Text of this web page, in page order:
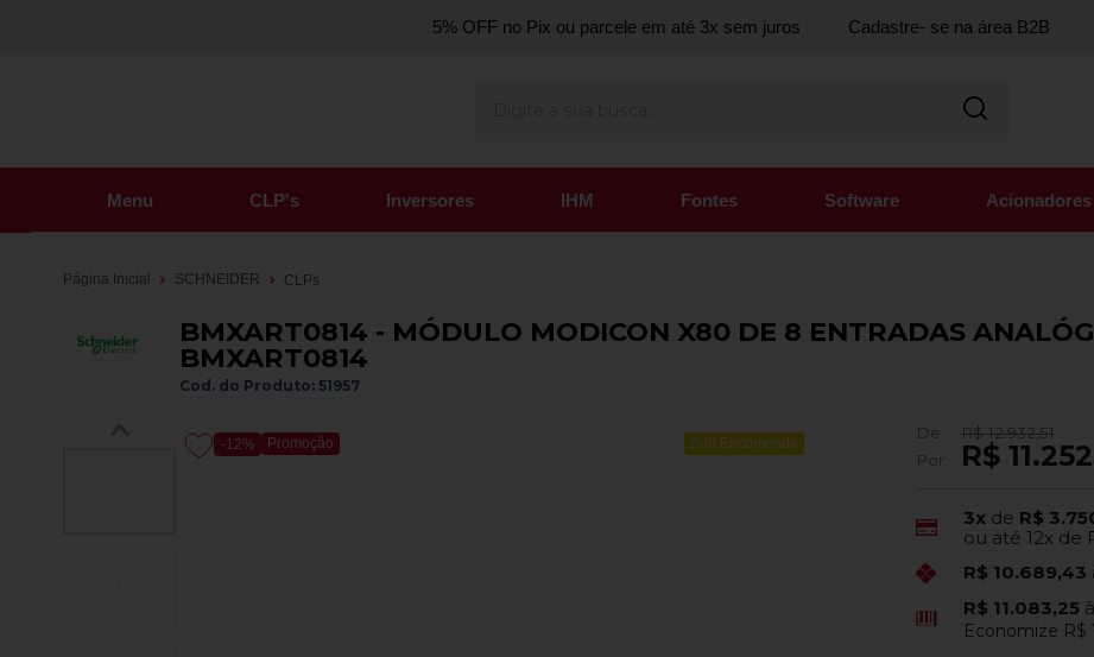
5% OFF no Pix ou parcele em até 3x sem juros Cadastre- se na área B2B
Menu CLP's Inversores IHM Fontes Software Acionadores
Página Inicial SCHNEIDER CLPs
BMXART0814 - MÓDULO MODICON X80 DE 8 ENTRADAS
BMXART0814
Cod. do Produto: 51957
-12% Promoção Sob Encomenda
De:
R$ 12.932,51
Por:
R$
3x de R$
ou até12x de
R$ 10.689,43
R$ 11.083,25
Economize R$